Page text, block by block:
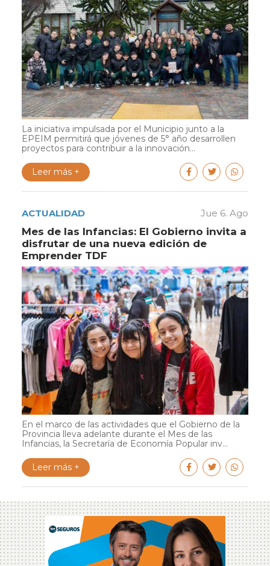
La iniciativa impulsada por el Municipio junto a la
EPEIM permitirá que jóvenes de 5° año desarrollen
proyectos para contribuir a la innovación...
Leer más +
ACTUALIDAD Jue 6. Ago
Mes de las Infancias: El Gobierno invita a
disfrutar de una nueva edición de
Emprender TDF
En el marco de las actividades que el Gobierno de la
Provincia lleva adelante durante el Mes de las
Infancias, la Secretaría de Economía Popular inv...
Leer más +